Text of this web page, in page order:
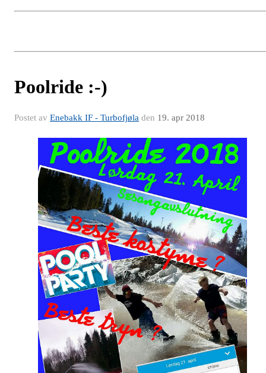
Poolride :-)
Postet av Enebakk IF - Turbofjøla den 19. apr 2018